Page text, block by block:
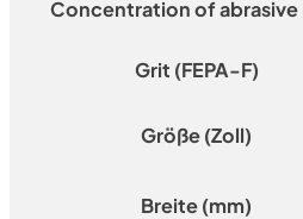
Concentration of abrasive
Grit (FEPA-F)
Größe (Zoll)
Breite (mm)